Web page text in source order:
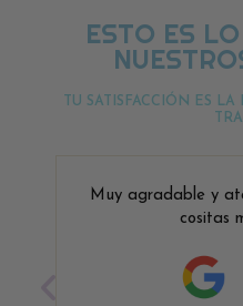
ESTO ES
TU SATISFACCIÓN ES
Muy agradable y
cositas